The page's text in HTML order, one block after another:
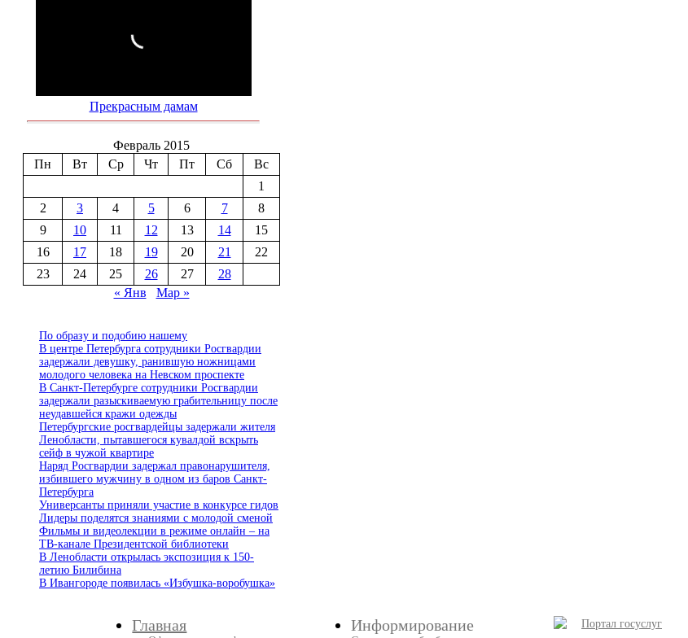
Прекрасным дамам
Февраль 2015
Пн
Вт Ср Чт Пт Сб
Вс
1
2
3 4 5 6 7
8
9
10 11 12 13 14
15
16
17 18 19 20 21
22
23
24 25 26 27
28
« Янв
Мар »
По образу и подобию нашему
В центре Петербурга сотрудники Росгвардии
задержали девушку, ранившую ножницами
молодого человека на Невском проспекте
В Санкт-Петербурге сотрудники Росгвардии
задержали разыскиваемую грабительницу после
неудавшейся кражи одежды
Петербургские росгвардейцы задержали жителя
Ленобласти, пытавшегося кувалдой вскрыть
сейф в чужой квартире
Наряд Росгвардии задержал правонарушителя,
избившего мужчину в одном из баров Санкт-
Петербурга
Универсанты приняли участие в конкурсе гидов
Лидеры поделятся знаниями с молодой сменой
Фильмы и видеолекции в режиме онлайн – на
ТВ-канале Президентской библиотеки
В Ленобласти открылась экспозиция к 150-
летию Билибина
В Ивангороде появилась «Избушка-воробушка»
Главная Информирование Портал госуслуг